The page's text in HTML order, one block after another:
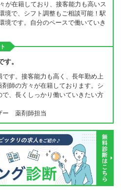
が在籍しており、接客能力も高いス
境で、シフト調整もご相談可能！駅
境です。自分のペースで働いていき
。
です。接客能力も高く、長年勤め上
師の方々が在籍しております。シ
で、長くしっかり働いていきたい方
ー 薬剤師担当